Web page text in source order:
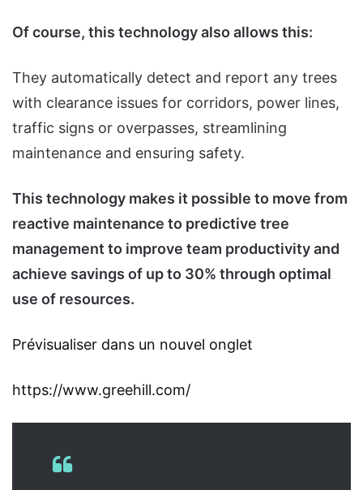
Of course, this technology also allows this:
They automatically detect and report any trees
with clearance issues for corridors, power lines,
traffic signs or overpasses, streamlining
maintenance and ensuring safety.
This technology makes it possible to move from
reactive maintenance to predictive tree
management to improve team productivity and
achieve savings of up to 30% through optimal
use of resources.
Prévisualiser dans un nouvel onglet
https://www.greehill.com/